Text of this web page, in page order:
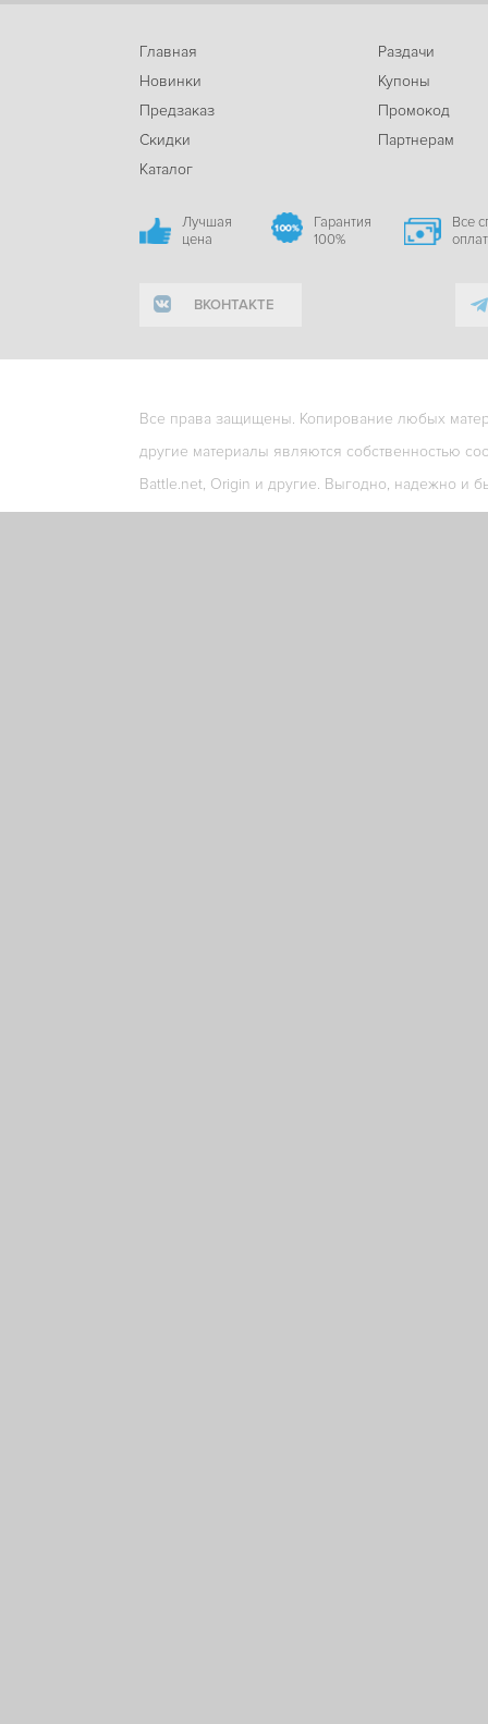
Главная
Новинки
Предзаказ
Скидки
Каталог
Раздачи
Купоны
Промокод
Партнерам
Лучшая
цена
Гарантия
100%
Все
ВКОНТАКТЕ
Все права защищены. Копирование любых
другие материалы являются собственностью
Battle.net, Origin и другие. Выгодно, надежно и